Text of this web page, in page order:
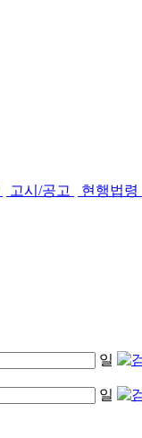
고시/공고 현행법령
일
일